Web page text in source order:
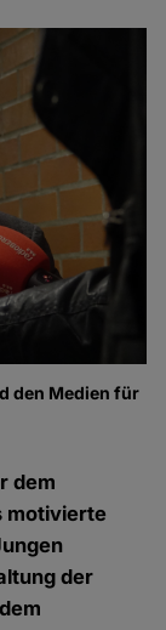
den Medien für
dem
motivierte
der